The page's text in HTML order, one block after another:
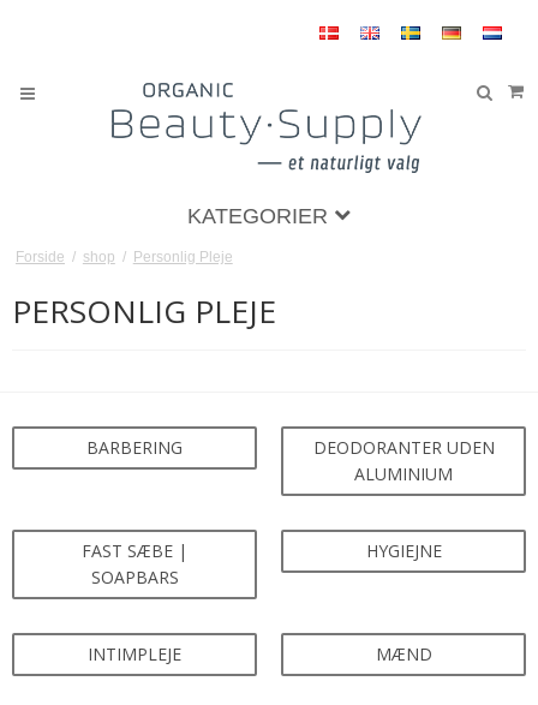
KATEGORIER
Forside / shop / Personlig Pleje
PERSONLIG PLEJE
BARBERING
DEODORANTER UDEN
ALUMINIUM
FAST SÆBE |
SOAPBARS
HYGIEJNE
INTIMPLEJE MÆND